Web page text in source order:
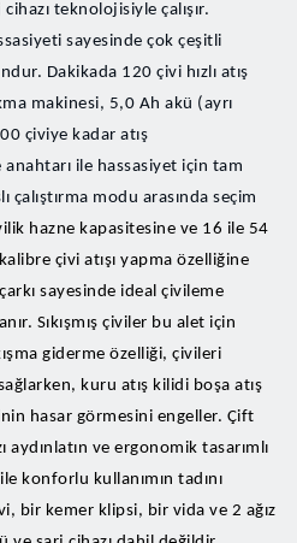
teknolojisiyle çalışır.
sayesinde çok çeşitli
Dakikada 120 çivi hızlı atış
makinesi, 5,0 Ah akü (ayrı
çiviye kadar atış
ile hassasiyet için tam
çalıştırma modu arasında seçim
hazne kapasitesine ve 16 ile 54
çivi atışı yapma özelliğine
sayesinde ideal çivileme
Sıkışmış çiviler bu alet için
giderme özelliği, çivileri
kuru atış kilidi boşa atış
hasar görmesini engeller. Çift
aydınlatın ve ergonomik tasarımlı
konforlu kullanımın tadını
bir kemer klipsi, bir vida ve 2 ağız